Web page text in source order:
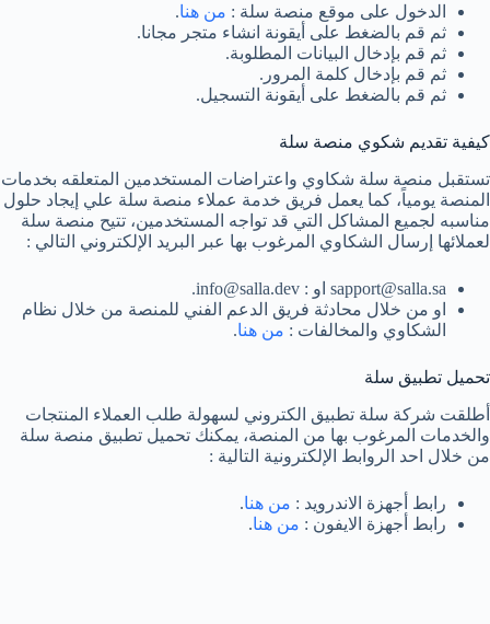
الدخول على موقع منصة سلة : من هنا.
ثم قم بالضغط على أيقونة انشاء متجر مجانا.
ثم قم بإدخال البيانات المطلوبة.
ثم قم بإدخال كلمة المرور.
ثم قم بالضغط على أيقونة التسجيل.
كيفية تقديم شكوي منصة سلة
تستقبل منصة سلة شكاوي واعتراضات المستخدمين المتعلقه بخدمات
المنصة يومياً، كما يعمل فريق خدمة عملاء منصة سلة علي إيجاد حلول
مناسبه لجميع المشاكل التي قد تواجه المستخدمين، تتيح منصة سلة
لعملائها إرسال الشكاوي المرغوب بها عبر البريد الإلكتروني التالي :
sapport@salla.sa او : info@salla.dev.
او من خلال محادثة فريق الدعم الفني للمنصة من خلال نظام
الشكاوي والمخالفات : من هنا.
تحميل تطبيق سلة
أطلقت شركة سلة تطبيق الكتروني لسهولة طلب العملاء المنتجات
والخدمات المرغوب بها من المنصة، يمكنك تحميل تطبيق منصة سلة
من خلال احد الروابط الإلكترونية التالية :
رابط أجهزة الاندرويد : من هنا.
رابط أجهزة الايفون : من هنا.